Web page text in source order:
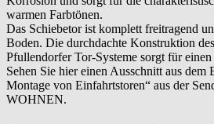
warmen Farbtönen.
Das Schiebetor ist komplett freitragend
Boden. Die durchdachte Konstruktion
Pfullendorfer Tor-Systeme sorgt für
Sehen Sie hier einen Ausschnitt aus dem
Montage von Einfahrtstoren“ aus der
WOHNEN.